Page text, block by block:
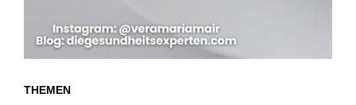
THEMEN